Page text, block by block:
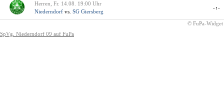
Herren, Fr. 14.08. 19:00 Uhr
Niederndorf vs. SG Giersberg
-:-
© FuPa-Widget
SpVg. Niederndorf 09 auf FuPa